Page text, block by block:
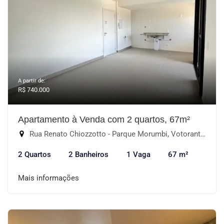
A partir de:
R$ 740.000
Apartamento à Venda com 2 quartos, 67m²
Rua Renato Chiozzotto - Parque Morumbi, Votorantim-SP
2 Quartos 2 Banheiros 1 Vaga 67 m²
Mais informações